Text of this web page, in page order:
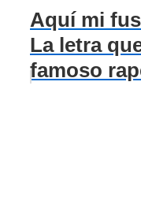
Aquí mi
La letra
famoso